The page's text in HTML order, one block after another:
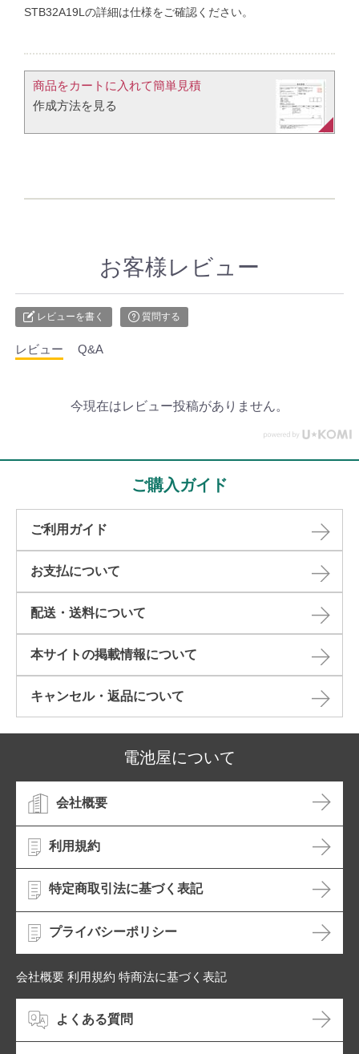
STB32A19Lの詳細は仕様をご確認ください。
商品をカートに入れて簡単見積​
作成方法を見る​​
お客様レビュー
レビューを書く 質問する
レビュー Q&A
今現在はレビュー投稿がありません。
ご購入ガイド
ご利用ガイド
お支払について
配送・送料について
本サイトの掲載情報について​
キャンセル・返品について​
電池屋について
会社概要
利用規約
特定商取引法に基づく表記
プライバシーポリシー
会社概要 利用規約 特商法に基づく表記
よくある質問